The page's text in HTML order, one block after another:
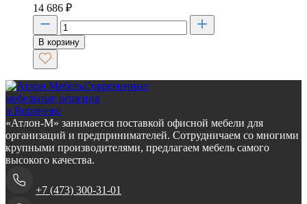
14 686 ₽
В корзину
Современные
мебельные решения
в Воронеже
«Атлон-М» занимается поставкой офисной мебели для
организаций и предпринимателей. Сотрудничаем со многими
крупными производителями, предлагаем мебель самого
высокого качества.
+7 (473) 300-31-01